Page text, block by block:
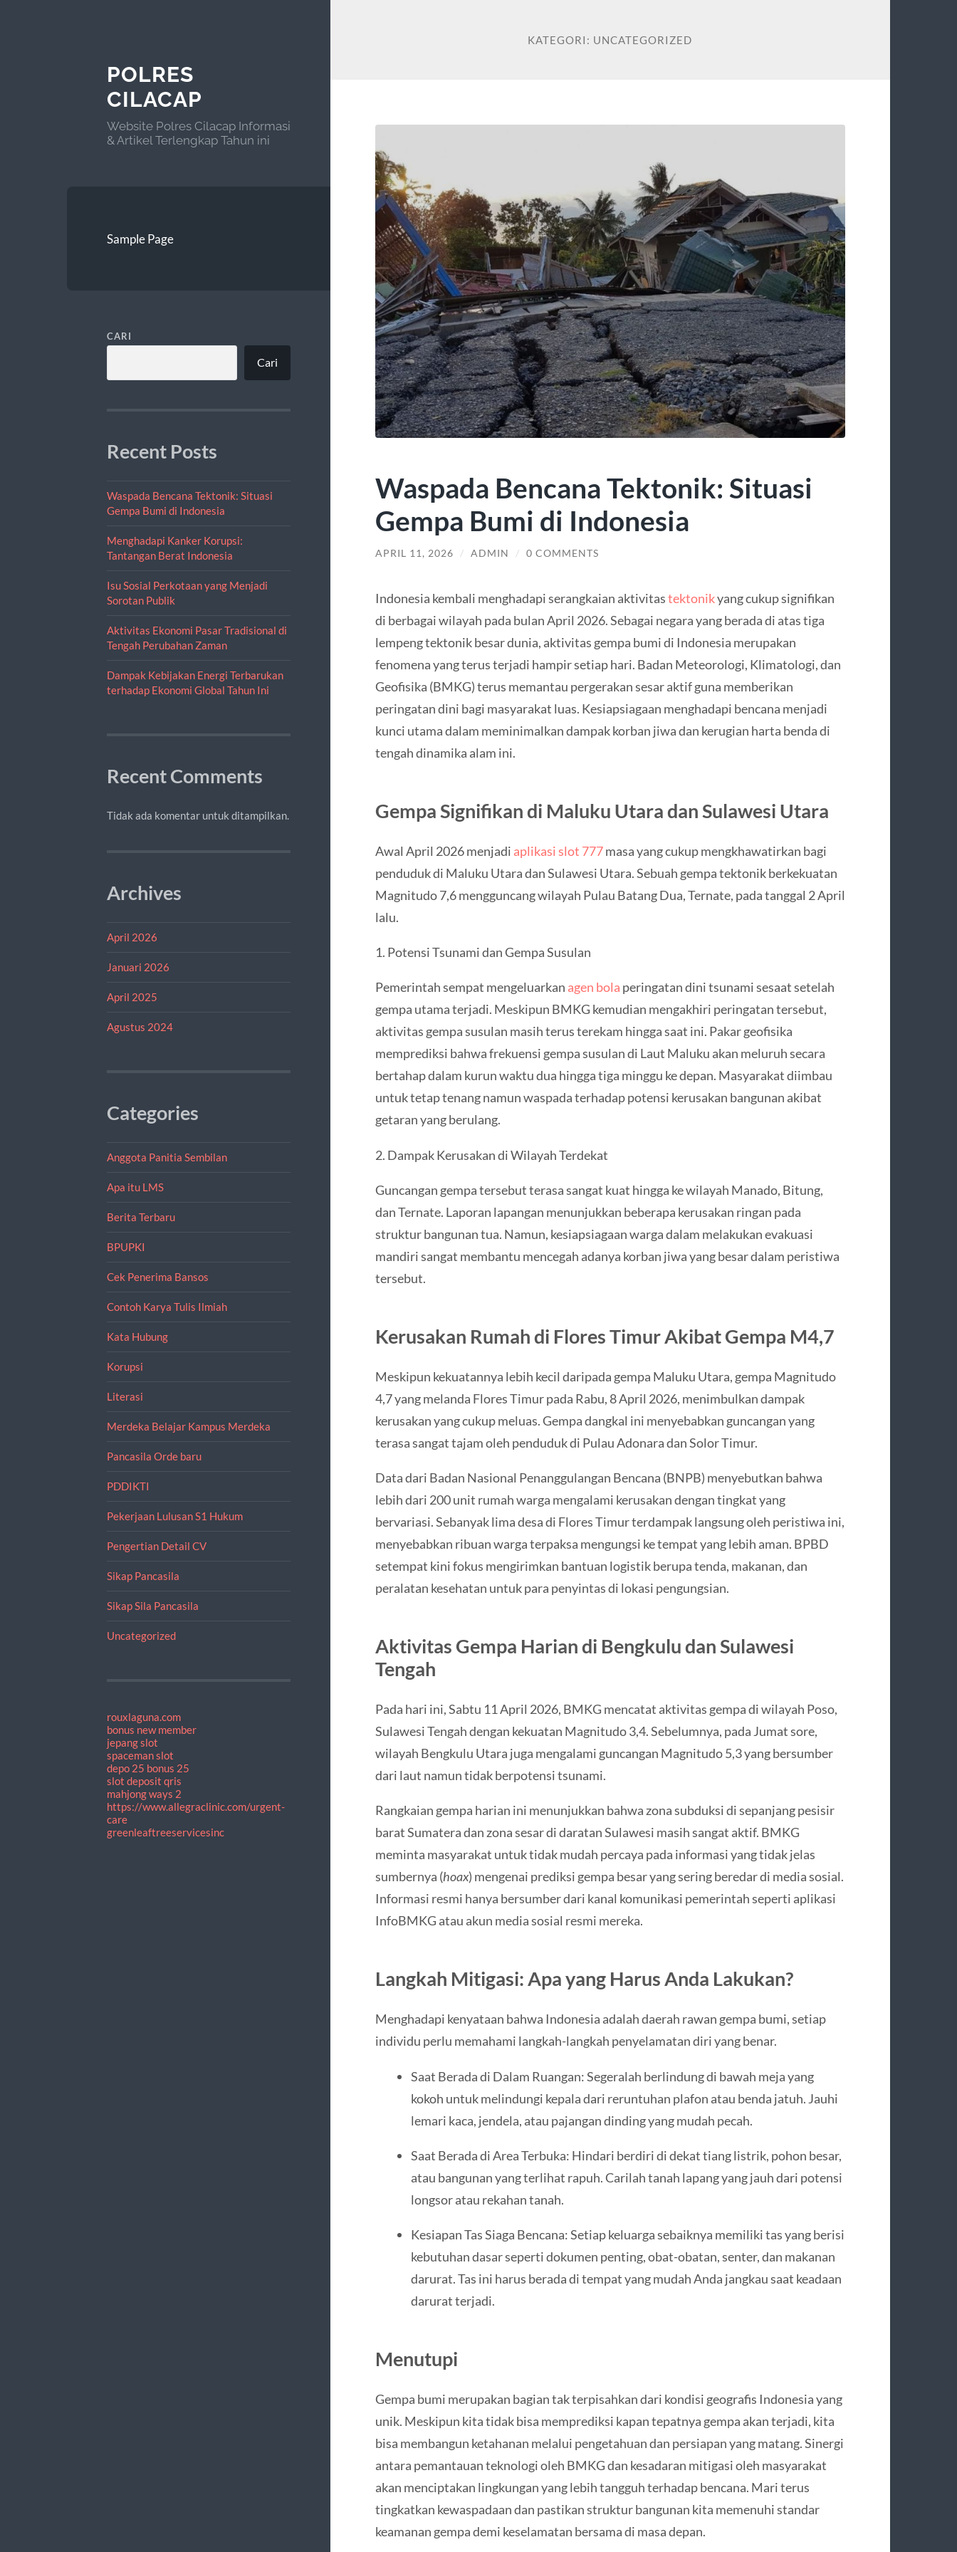
POLRES
CILACAP
Website Polres Cilacap Informasi
& Artikel Terlengkap Tahun ini
Sample Page
CARI
Cari
Recent Posts
Waspada Bencana Tektonik: Situasi
Gempa Bumi di Indonesia
Menghadapi Kanker Korupsi:
Tantangan Berat Indonesia
Isu Sosial Perkotaan yang Menjadi
Sorotan Publik
Aktivitas Ekonomi Pasar Tradisional di
Tengah Perubahan Zaman
Dampak Kebijakan Energi Terbarukan
terhadap Ekonomi Global Tahun Ini
Recent Comments
Tidak ada komentar untuk ditampilkan.
Archives
April 2026
Januari 2026
April 2025
Agustus 2024
Categories
Anggota Panitia Sembilan
Apa itu LMS
Berita Terbaru
BPUPKI
Cek Penerima Bansos
Contoh Karya Tulis Ilmiah
Kata Hubung
Korupsi
Literasi
Merdeka Belajar Kampus Merdeka
Pancasila Orde baru
PDDIKTI
Pekerjaan Lulusan S1 Hukum
Pengertian Detail CV
Sikap Pancasila
Sikap Sila Pancasila
Uncategorized
rouxlaguna.com
bonus new member
jepang slot
spaceman slot
depo 25 bonus 25
slot deposit qris
mahjong ways 2
https://www.allegraclinic.com/urgent-
care
greenleaftreeservicesinc
KATEGORI: UNCATEGORIZED
Waspada Bencana Tektonik: Situasi
Gempa Bumi di Indonesia
APRIL 11, 2026 / ADMIN / 0 COMMENTS
Indonesia kembali menghadapi serangkaian aktivitastektonikyang cukup signifikan
di berbagai wilayah pada bulan April 2026. Sebagai negara yang berada di atas tiga
lempeng tektonik besar dunia, aktivitas gempa bumi di Indonesia merupakan
fenomena yang terus terjadi hampir setiap hari. Badan Meteorologi, Klimatologi, dan
Geofisika (BMKG) terus memantau pergerakan sesar aktif guna memberikan
peringatan dini bagi masyarakat luas. Kesiapsiagaan menghadapi bencana menjadi
kunci utama dalam meminimalkan dampak korban jiwa dan kerugian harta benda di
tengah dinamika alam ini.
Gempa Signifikan di Maluku Utara dan Sulawesi Utara
Awal April 2026 menjadi aplikasi slot 777masa yang cukup mengkhawatirkan bagi
penduduk di Maluku Utara dan Sulawesi Utara. Sebuah gempa tektonik berkekuatan
Magnitudo 7,6 mengguncang wilayah Pulau Batang Dua, Ternate, pada tanggal 2 April
lalu.
1. Potensi Tsunami dan Gempa Susulan
Pemerintah sempat mengeluarkan agen bola peringatan dini tsunami sesaat setelah
gempa utama terjadi. Meskipun BMKG kemudian mengakhiri peringatan tersebut,
aktivitas gempa susulan masih terus terekam hingga saat ini. Pakar geofisika
memprediksi bahwa frekuensi gempa susulan di Laut Maluku akan meluruh secara
bertahap dalam kurun waktu dua hingga tiga minggu ke depan. Masyarakat diimbau
untuk tetap tenang namun waspada terhadap potensi kerusakan bangunan akibat
getaran yang berulang.
2. Dampak Kerusakan di Wilayah Terdekat
Guncangan gempa tersebut terasa sangat kuat hingga ke wilayah Manado, Bitung,
dan Ternate. Laporan lapangan menunjukkan beberapa kerusakan ringan pada
struktur bangunan tua. Namun, kesiapsiagaan warga dalam melakukan evakuasi
mandiri sangat membantu mencegah adanya korban jiwa yang besar dalam peristiwa
tersebut.
Kerusakan Rumah di Flores Timur Akibat Gempa M4,7
Meskipun kekuatannya lebih kecil daripada gempa Maluku Utara, gempa Magnitudo
4,7 yang melanda Flores Timur pada Rabu, 8 April 2026, menimbulkan dampak
kerusakan yang cukup meluas. Gempa dangkal ini menyebabkan guncangan yang
terasa sangat tajam oleh penduduk di Pulau Adonara dan Solor Timur.
Data dari Badan Nasional Penanggulangan Bencana (BNPB) menyebutkan bahwa
lebih dari 200 unit rumah warga mengalami kerusakan dengan tingkat yang
bervariasi. Sebanyak lima desa di Flores Timur terdampak langsung oleh peristiwa ini,
menyebabkan ribuan warga terpaksa mengungsi ke tempat yang lebih aman. BPBD
setempat kini fokus mengirimkan bantuan logistik berupa tenda, makanan, dan
peralatan kesehatan untuk para penyintas di lokasi pengungsian.
Aktivitas Gempa Harian di Bengkulu dan Sulawesi
Tengah
Pada hari ini, Sabtu 11 April 2026, BMKG mencatat aktivitas gempa di wilayah Poso,
Sulawesi Tengah dengan kekuatan Magnitudo 3,4. Sebelumnya, pada Jumat sore,
wilayah Bengkulu Utara juga mengalami guncangan Magnitudo 5,3 yang bersumber
dari laut namun tidak berpotensi tsunami.
Rangkaian gempa harian ini menunjukkan bahwa zona subduksi di sepanjang pesisir
barat Sumatera dan zona sesar di daratan Sulawesi masih sangat aktif. BMKG
meminta masyarakat untuk tidak mudah percaya pada informasi yang tidak jelas
sumbernya (hoax) mengenai prediksi gempa besar yang sering beredar di media sosial.
Informasi resmi hanya bersumber dari kanal komunikasi pemerintah seperti aplikasi
InfoBMKG atau akun media sosial resmi mereka.
Langkah Mitigasi: Apa yang Harus Anda Lakukan?
Menghadapi kenyataan bahwa Indonesia adalah daerah rawan gempa bumi, setiap
individu perlu memahami langkah-langkah penyelamatan diri yang benar.
Saat Berada di Dalam Ruangan: Segeralah berlindung di bawah meja yang
kokoh untuk melindungi kepala dari reruntuhan plafon atau benda jatuh. Jauhi
lemari kaca, jendela, atau pajangan dinding yang mudah pecah.
Saat Berada di Area Terbuka: Hindari berdiri di dekat tiang listrik, pohon besar,
atau bangunan yang terlihat rapuh. Carilah tanah lapang yang jauh dari potensi
longsor atau rekahan tanah.
Kesiapan Tas Siaga Bencana: Setiap keluarga sebaiknya memiliki tas yang berisi
kebutuhan dasar seperti dokumen penting, obat-obatan, senter, dan makanan
darurat. Tas ini harus berada di tempat yang mudah Anda jangkau saat keadaan
darurat terjadi.
Menutupi
Gempa bumi merupakan bagian tak terpisahkan dari kondisi geografis Indonesia yang
unik. Meskipun kita tidak bisa memprediksi kapan tepatnya gempa akan terjadi, kita
bisa membangun ketahanan melalui pengetahuan dan persiapan yang matang. Sinergi
antara pemantauan teknologi oleh BMKG dan kesadaran mitigasi oleh masyarakat
akan menciptakan lingkungan yang lebih tangguh terhadap bencana. Mari terus
tingkatkan kewaspadaan dan pastikan struktur bangunan kita memenuhi standar
keamanan gempa demi keselamatan bersama di masa depan.